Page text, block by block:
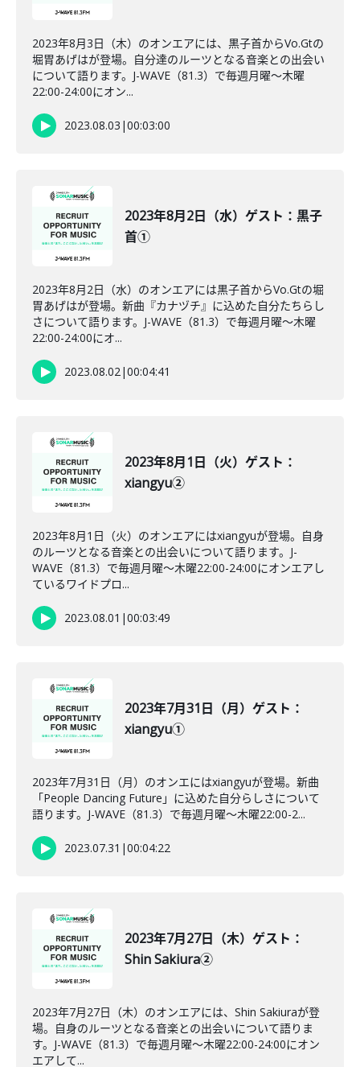
2023年8月3日（木）のオンエアには、黒子首からVo.Gtの
堀胃あげはが登場。自分達のルーツとなる音楽との出会い
について語ります。J-WAVE（81.3）で毎週月曜～木曜
22:00-24:00にオン...
2023.08.03 |00:03:00
2023年8月2日（水）ゲスト：黒子
首①
2023年8月2日（水）のオンエアには黒子首からVo.Gtの堀
胃あげはが登場。新曲『カナヅチ』に込めた自分たちらし
さについて語ります。J-WAVE（81.3）で毎週月曜～木曜
22:00-24:00にオ...
2023.08.02|00:04:41
2023年8月1日（火）ゲスト：
xiangyu②
2023年8月1日（火）のオンエアにはxiangyuが登場。自身
のルーツとなる音楽との出会いについて語ります。J-
WAVE（81.3）で毎週月曜～木曜22:00-24:00にオンエアし
ているワイドプロ...
2023.08.01 |00:03:49
2023年7月31日（月）ゲスト：
xiangyu①
2023年7月31日（月）のオンエにはxiangyuが登場。新曲
「People Dancing Future」に込めた自分らしさについて
語ります。J-WAVE（81.3）で毎週月曜～木曜22:00-2...
2023.07.31 |00:04:22
2023年7月27日（木）ゲスト：
Shin Sakiura②
2023年7月27日（木）のオンエアには、Shin Sakiuraが登
場。自身のルーツとなる音楽との出会いについて語りま
す。J-WAVE（81.3）で毎週月曜～木曜22:00-24:00にオン
エアして...